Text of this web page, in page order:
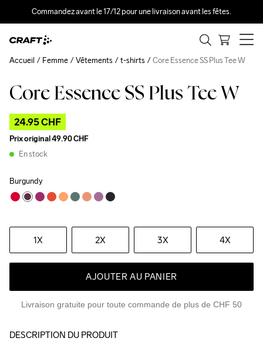
Commandez avant le 17/12 pour une livraison avant les fêtes.
Core Essence SS Plus Tee W
24.95 CHF
Prix original49.90 CHF
En stock
Burgundy
1X 2X 3X 4X
AJOUTER AU PANIER
Livraison gratuite pour toute commande de plus de CHF 50
Accueil Femme Vêtements t-shirts Core Essence SS Plus Tee W
Outlet
DESCRIPTION DU PRODUIT